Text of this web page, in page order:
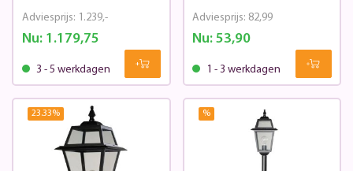
Nu:1.179,75
Adviesprijs: 1.239,-
3 - 5 werkdagen
Nu: 53,90
Adviesprijs: 82,99
1 - 3 werkdagen
23.33% %